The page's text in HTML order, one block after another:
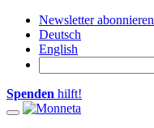
Newsletter abonnieren
Deutsch
English
Spenden hilft!
Toggle navigation